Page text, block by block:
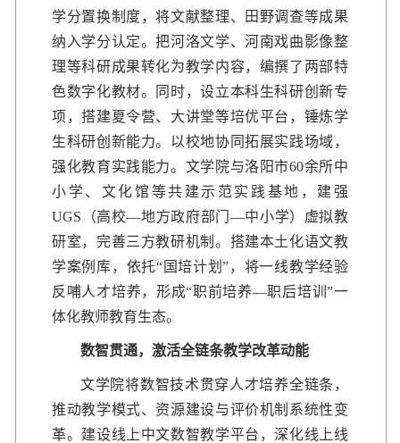
学分置换制度，将文献整理、田野调查等成果
纳入学分认定。把河洛文学、河南戏曲影像整
理等科研成果转化为教学内容，编撰了两部特
色数字化教材。同时，设立本科生科研创新专
项，搭建夏令营、大讲堂等培优平台，锤炼学
生科研创新能力。以校地协同拓展实践场域，
强化教育实践能力。文学院与洛阳市60余所中
小学、文化馆等共建示范实践基地，建强
UGS（高校—地方政府部门—中小学）虚拟教
研室，完善三方教研机制。搭建本土化语文教
学案例库，依托“国培计划”，将一线教学经验
反哺人才培养，形成“职前培养—职后培训”一
体化教师教育生态。
数智贯通，激活全链条教学改革动能
文学院将数智技术贯穿人才培养全链条，
推动教学模式、资源建设与评价机制系统性变
革。建设线上中文数智教学平台，深化线上线